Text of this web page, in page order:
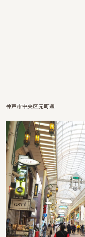
神戸市中央区元町通